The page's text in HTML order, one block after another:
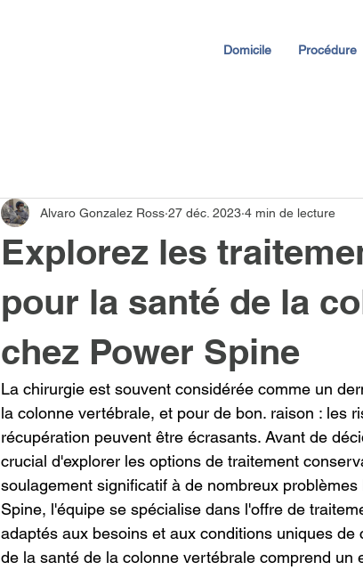
Domicile Procédure
Explorez les
pour la santé de la
chez Power Spine
Alvaro Gonzalez Ross 27 déc. 2023 4 min de lecture
La chirurgie est souvent considérée comme un
la colonne vertébrale, et pour de bon. raison : les
récupération peuvent être écrasants. Avant de
crucial d'explorer les options de traitement
soulagement significatif à de nombreux
Spine, l'équipe se spécialise dans l'offre de
adaptés aux besoins et aux conditions uniques
de la santé de la colonne vertébrale comprend un